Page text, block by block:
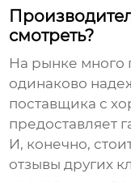
смотреть?
На рынке много
одинаково
поставщика с
предоставляет
И, конечно,
отзывы других